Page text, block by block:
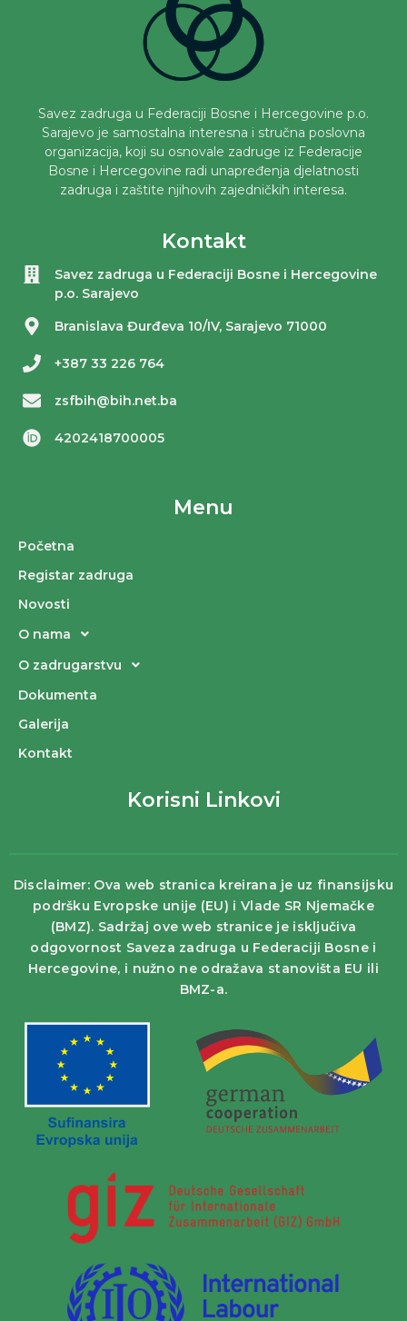
Savez zadruga u Federaciji Bosne i Hercegovine p.o.
Sarajevo je samostalna interesna i stručna poslovna
organizacija, koji su osnovale zadruge iz Federacije
Bosne i Hercegovine radi unapređenja djelatnosti
zadruga i zaštite njihovih zajedničkih interesa.
Kontakt
Savez zadruga u Federaciji Bosne i Hercegovine
p.o. Sarajevo
Branislava Đurđeva 10/IV, Sarajevo 71000
+387 33 226 764
zsfbih@bih.net.ba
4202418700005
Menu
Početna
Registar zadruga
Novosti
O nama
O zadrugarstvu
Dokumenta
Galerija
Kontakt
Korisni Linkovi
Disclaimer: Ova web stranica kreirana je uz finansijsku
podršku Evropske unije (EU) i Vlade SR Njemačke
(BMZ). Sadržaj ove web stranice je isključiva
odgovornost Saveza zadruga u Federaciji Bosne i
Hercegovine, i nužno ne odražava stanovišta EU ili
BMZ-a.